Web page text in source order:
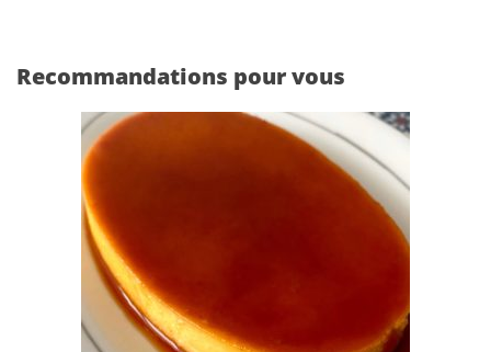
4,80€.
Recommandations pour vous